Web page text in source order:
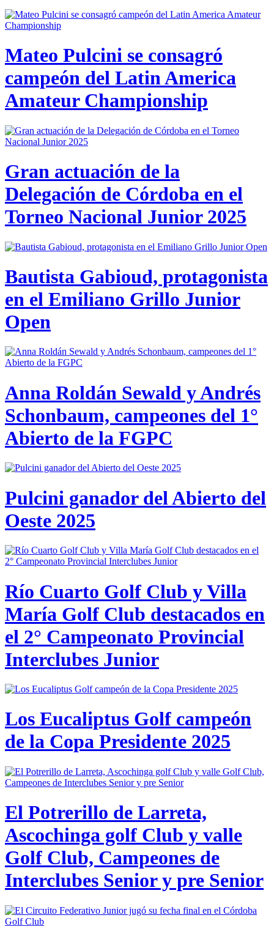
Mateo Pulcini se consagró
campeón del Latin America
Amateur Championship
Gran actuación de la
Delegación de Córdoba en el
Torneo Nacional Junior 2025
Bautista Gabioud, protagonista
en el Emiliano Grillo Junior
Open
Anna Roldán Sewald y Andrés
Schonbaum, campeones del 1°
Abierto de la FGPC
Pulcini ganador del Abierto del
Oeste 2025
Río Cuarto Golf Club y Villa
María Golf Club destacados en
el 2° Campeonato Provincial
Interclubes Junior
Los Eucaliptus Golf campeón
de la Copa Presidente 2025
El Potrerillo de Larreta,
Ascochinga golf Club y valle
Golf Club, Campeones de
Interclubes Senior y pre Senior